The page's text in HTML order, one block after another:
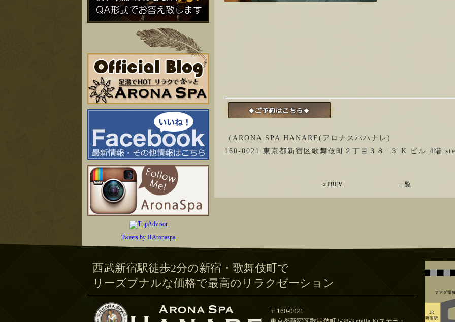
（ARONA SPA HANARE(アロナスパハナレ)
160-0021 東京都新宿区歌舞伎町２丁目３８−３ K ビル 4階
« PREV 一覧
Tweets by HAronaspa
西武新宿駅徒歩2分の新宿・歌舞伎町で
リーズブナルな価格で最高のリラクゼーション
〒160-0021